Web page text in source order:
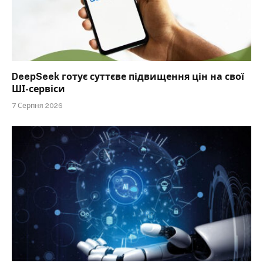
DeepSeek готує суттєве підвищення цін на свої
ШІ-сервіси
7 Серпня 2026